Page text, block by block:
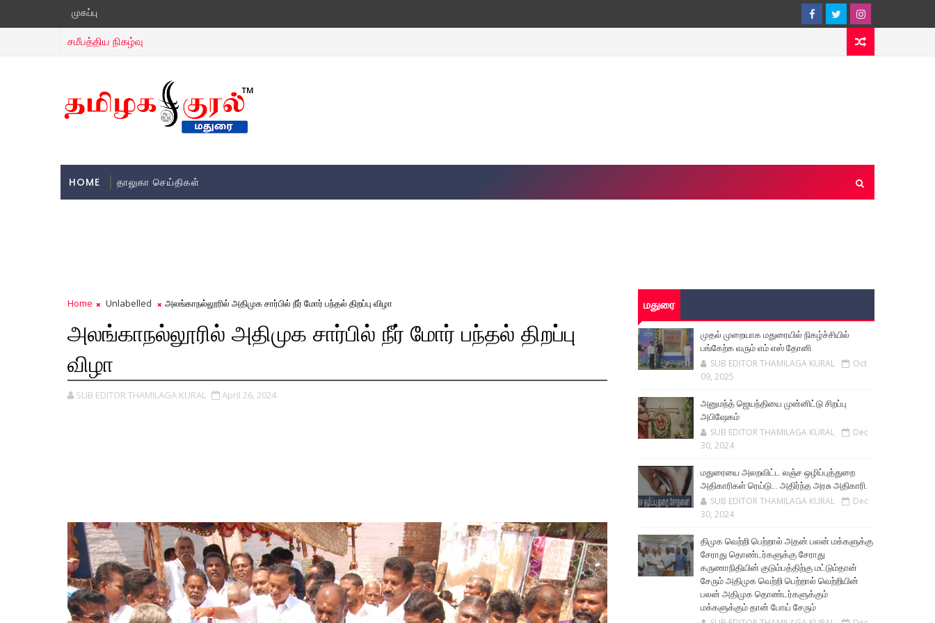
முகப்பு
சமீபத்திய நிகழ்வு
HOME தாலுகா செய்திகள்
Home Unlabelled அலங்காநல்லூரில் அதிமுக சார்பில் நீர் மோர் பந்தல் திறப்பு விழா
அலங்காநல்லூரில் அதிமுக சார்பில் நீர் மோர் பந்தல் திறப்பு
விழா
SUB EDITOR THAMILAGA KURAL April 26, 2024
மதுரை
முதல் முறையாக மதுரையில் நிகழ்ச்சியில்
பங்கேற்க வரும் எம் எஸ் தோனி
SUB EDITOR THAMILAGA KURAL
Oct
09, 2025
அனுமந்த் ஜெயந்தியை முன்னிட்டு சிறப்பு
அபிஷேகம்
SUB EDITOR THAMILAGA KURAL
Dec
30, 2024
மதுரையை அலறவிட்ட லஞ்ச ஒழிப்புத்துறை
அதிகாரிகள் ரெய்டு... அதிர்ந்த அரசு அதிகாரி.
SUB EDITOR THAMILAGA KURAL
Dec
30, 2024
திமுக வெற்றி பெற்றால் அதன் பலன் மக்களுக்கு
சேராது தொண்டர்களுக்கு சேராது
கருணாநிதியின் குடும்பத்திற்கு மட்டும்தான்
சேரும் அதிமுக வெற்றி பெற்றால் வெற்றியின்
பலன் அதிமுக தொண்டர்களுக்கும்
மக்களுக்கும் தான் போய் சேரும்